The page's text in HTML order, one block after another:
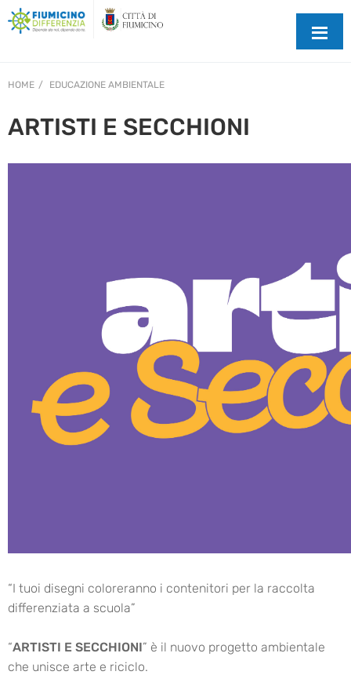
HOME EDUCAZIONE AMBIENTALE
ARTISTI E SECCHIONI
“I tuoi disegni coloreranno i contenitori per la raccolta
differenziata a scuola”
“ARTISTI E SECCHIONI” è il nuovo progetto ambientale
che unisce arte e riciclo.